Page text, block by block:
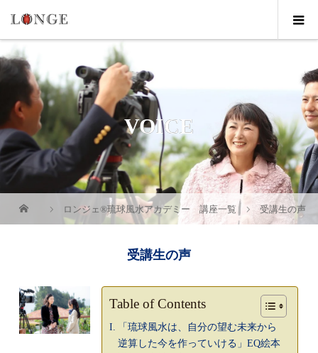
VOICE
ロンジェ®琉球風水アカデミー 講座一覧 受講生の声
受講生の声
Table of Contents
「琉球風水は、自分の望む未来から
逆算した今を作っていける」EQ絵本